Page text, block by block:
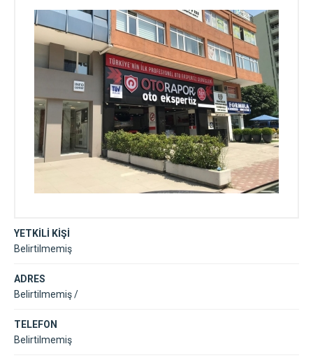
YETKİLİ KİŞİ
Belirtilmemiş
ADRES
Belirtilmemiş /
TELEFON
Belirtilmemiş